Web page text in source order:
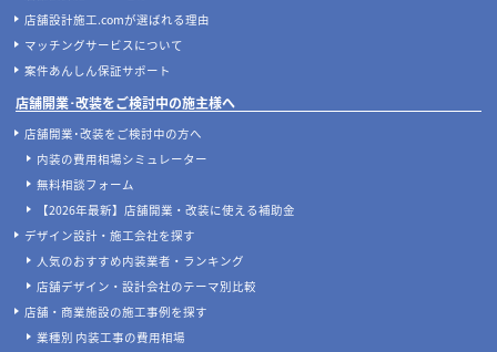
店舗設計施工.comが選ばれる理由
マッチングサービスについて
案件あんしん保証サポート
店舗開業･改装をご検討中の施主様へ
店舗開業･改装をご検討中の方へ
内装の費用相場シミュレーター
無料相談フォーム
【2026年最新】店舗開業・改装に使える補助金
デザイン設計・施工会社を探す
人気のおすすめ内装業者・ランキング
店舗デザイン・設計会社のテーマ別比較
店舗・商業施設の施工事例を探す
業種別 内装工事の費用相場